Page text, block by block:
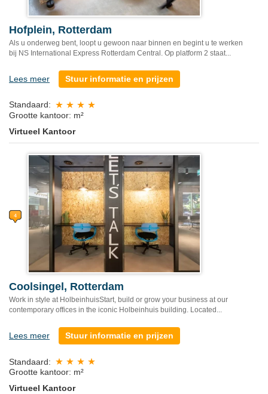
Hofplein, Rotterdam
Als u onderweg bent, loopt u gewoon naar binnen en begint u te werken
bij NS International Express Rotterdam Central. Op platform 2 staat...
Lees meer Stuur informatie en prijzen
Standaard:
Grootte kantoor: m²
Virtueel Kantoor
Coolsingel, Rotterdam
Work in style at HolbeinhuisStart, build or grow your business at our
contemporary offices in the iconic Holbeinhuis building. Located...
Lees meer Stuur informatie en prijzen
Standaard:
Grootte kantoor: m²
Virtueel Kantoor